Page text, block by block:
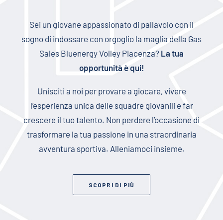
Sei un giovane appassionato di pallavolo con il
sogno di indossare con orgoglio la maglia della Gas
Sales Bluenergy Volley Piacenza? La tua
opportunità è qui!
Unisciti a noi per provare a giocare, vivere
l’esperienza unica delle squadre giovanili e far
crescere il tuo talento. Non perdere l’occasione di
trasformare la tua passione in una straordinaria
avventura sportiva. Alleniamoci insieme.
SCOPRI DI PIÙ